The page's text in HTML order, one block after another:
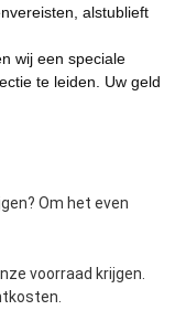
alstublieft
wij een speciale
te leiden. Uw geld
Om het even
voorraad krijgen.